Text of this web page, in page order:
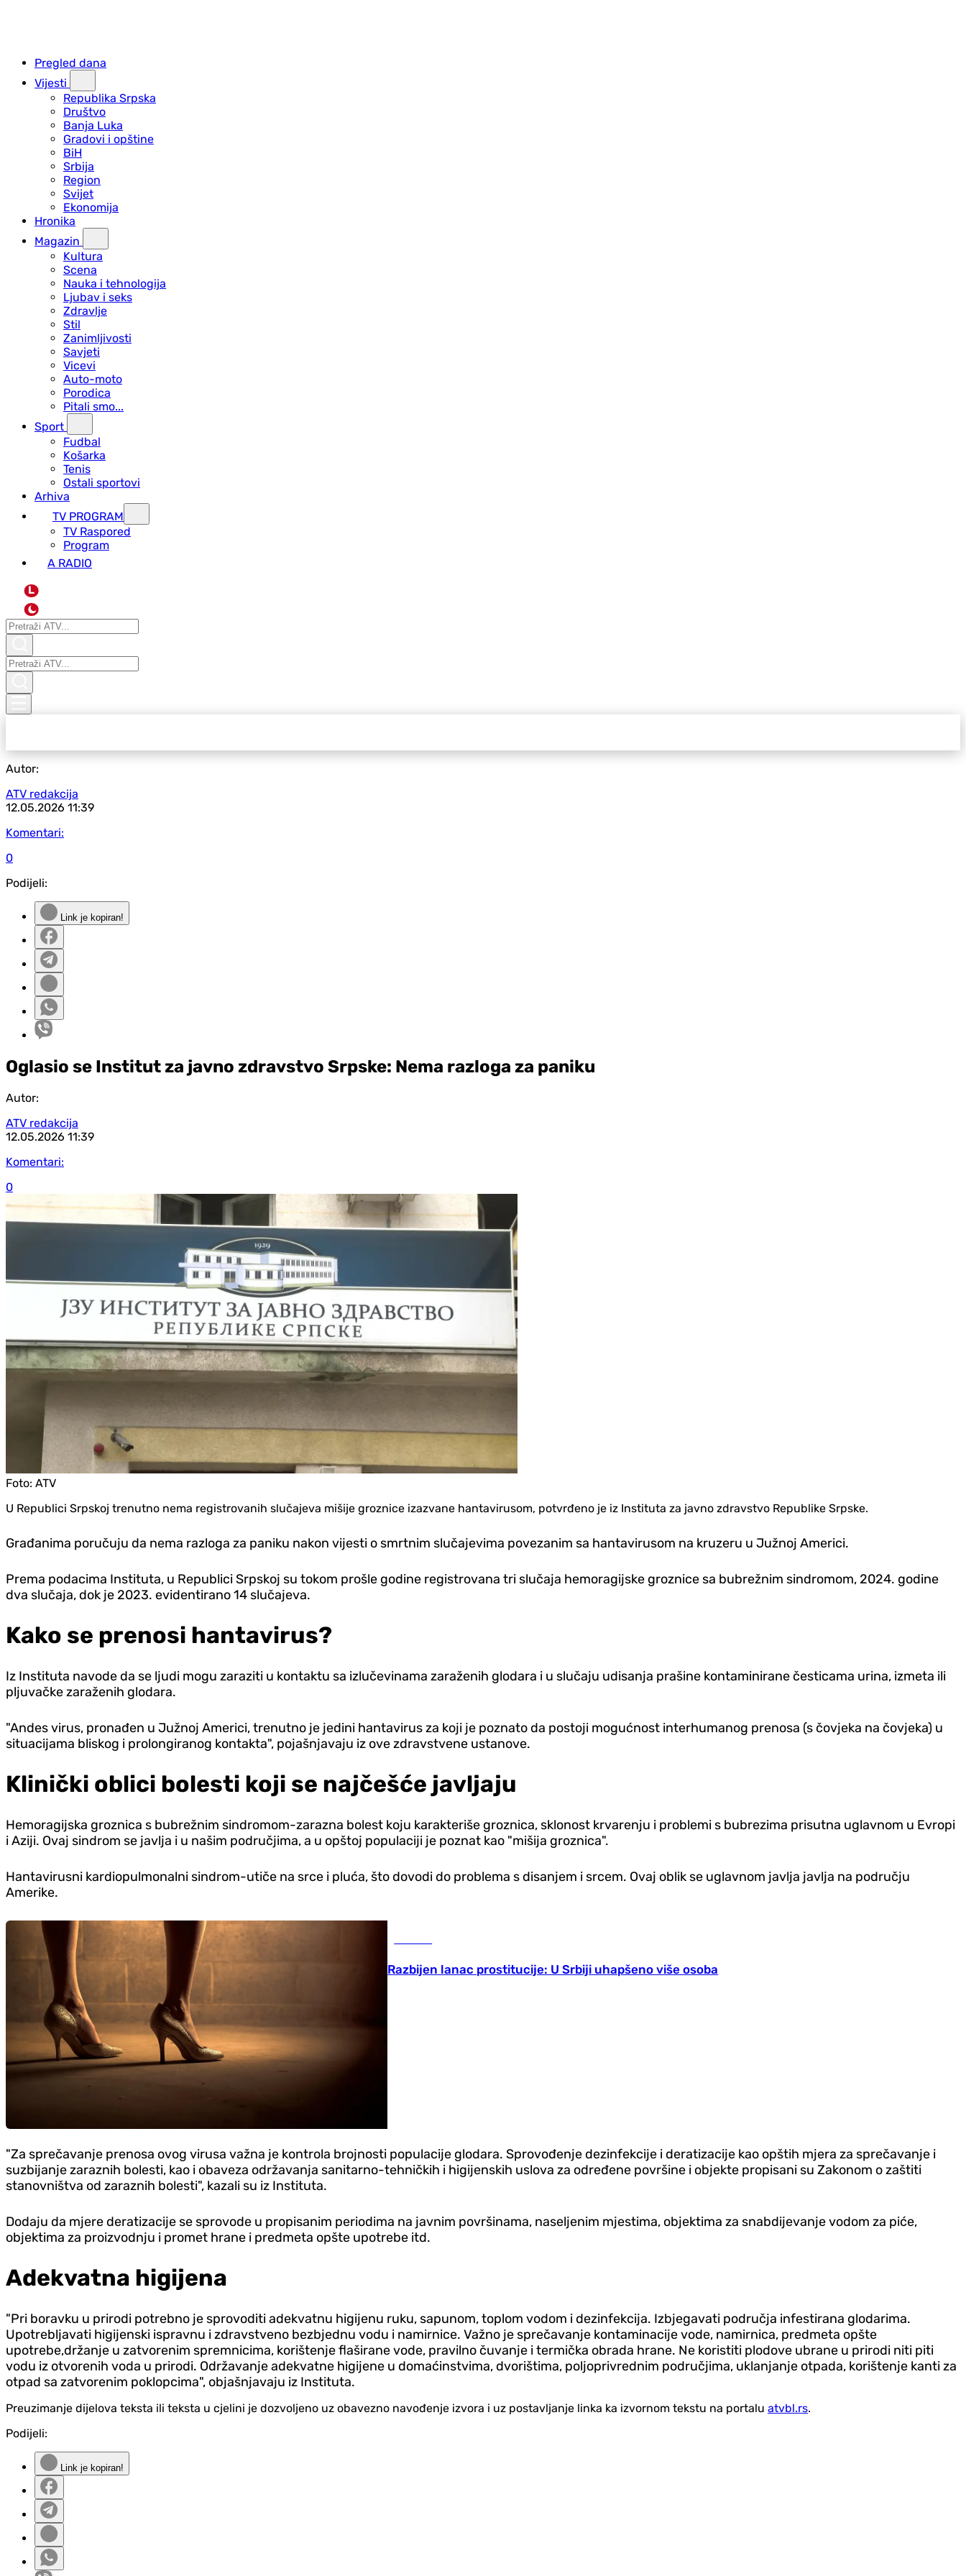
Pregled dana
Vijesti
Republika Srpska
Društvo
Banja Luka
Gradovi i opštine
BiH
Srbija
Region
Svijet
Ekonomija
Hronika
Magazin
Kultura
Scena
Nauka i tehnologija
Ljubav i seks
Zdravlje
Stil
Zanimljivosti
Savjeti
Vicevi
Auto-moto
Porodica
Pitali smo...
Sport
Fudbal
Košarka
Tenis
Ostali sportovi
Arhiva
TV PROGRAM
ТV Raspored
Program
A RADIO
L
Autor:
ATV redakcija
12.05.2026 11:39
Komentari:
0
Podijeli:
Link je kopiran!
Oglasio se Institut za javno zdravstvo Srpske: Nema razloga za paniku
Autor:
ATV redakcija
12.05.2026 11:39
Komentari:
0
Foto: ATV
U Republici Srpskoj trenutno nema registrovanih slučajeva mišije groznice izazvane hantavirusom, potvrđeno je iz Instituta za javno zdravstvo Republike Srpske.
Građanima poručuju da nema razloga za paniku nakon vijesti o smrtnim slučajevima povezanim sa hantavirusom na kruzeru u Južnoj Americi.
Prema podacima Instituta, u Republici Srpskoj su tokom prošle godine registrovana tri slučaja hemoragijske groznice sa bubrežnim sindromom, 2024. godine
dva slučaja, dok je 2023. evidentirano 14 slučajeva.
Kako se prenosi hantavirus?
Iz Instituta navode da se ljudi mogu zaraziti u kontaktu sa izlučevinama zaraženih glodara i u slučaju udisanja prašine kontaminirane česticama urina, izmeta ili
pljuvačke zaraženih glodara.
"Andes virus, pronađen u Južnoj Americi, trenutno je jedini hantavirus za koji je poznato da postoji mogućnost interhumanog prenosa (s čovjeka na čovjeka) u
situacijama bliskog i prolongiranog kontakta", pojašnjavaju iz ove zdravstvene ustanove.
Klinički oblici bolesti koji se najčešće javljaju
Hemoragijska groznica s bubrežnim sindromom-zarazna bolest koju karakteriše groznica, sklonost krvarenju i problemi s bubrezima prisutna uglavnom u Evropi
i Aziji. Ovaj sindrom se javlja i u našim područjima, a u opštoj populaciji je poznat kao "mišija groznica".
Hantavirusni kardiopulmonalni sindrom-utiče na srce i pluća, što dovodi do problema s disanjem i srcem. Ovaj oblik se uglavnom javlja javlja na području
Amerike.
Razbijen lanac prostitucije: U Srbiji uhapšeno više osoba
"Za sprečavanje prenosa ovog virusa važna je kontrola brojnosti populacije glodara. Sprovođenje dezinfekcije i deratizacije kao opštih mjera za sprečavanje i
suzbijanje zaraznih bolesti, kao i obaveza održavanja sanitarno-tehničkih i higijenskih uslova za određene površine i objekte propisani su Zakonom o zaštiti
stanovništva od zaraznih bolesti", kazali su iz Instituta.
Dodaju da mjere deratizacije se sprovode u propisanim periodima na javnim površinama, naseljenim mjestima, objektima za snabdijevanje vodom za piće,
objektima za proizvodnju i promet hrane i predmeta opšte upotrebe itd.
Adekvatna higijena
"Pri boravku u prirodi potrebno je sprovoditi adekvatnu higijenu ruku, sapunom, toplom vodom i dezinfekcija. Izbjegavati područja infestirana glodarima.
Upotrebljavati higijenski ispravnu i zdravstveno bezbjednu vodu i namirnice. Važno je sprečavanje kontaminacije vode, namirnica, predmeta opšte
upotrebe,držanje u zatvorenim spremnicima, korištenje flaširane vode, pravilno čuvanje i termička obrada hrane. Ne koristiti plodove ubrane u prirodi niti piti
vodu iz otvorenih voda u prirodi. Održavanje adekvatne higijene u domaćinstvima, dvorištima, poljoprivrednim područjima, uklanjanje otpada, korištenje kanti za
otpad sa zatvorenim poklopcima", objašnjavaju iz Instituta.
Preuzimanje dijelova teksta ili teksta u cjelini je dozvoljeno uz obavezno navođenje izvora i uz postavljanje linka ka izvornom tekstu na portalu atvbl.rs.
Podijeli:
Link je kopiran!